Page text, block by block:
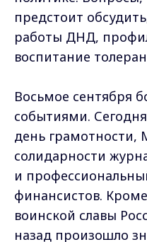
предстоит
работы ДНД,
воспитание
Восьмое сентября
событиями.
день
солидарности
и
финансистов.
воинской славы
назад произошло